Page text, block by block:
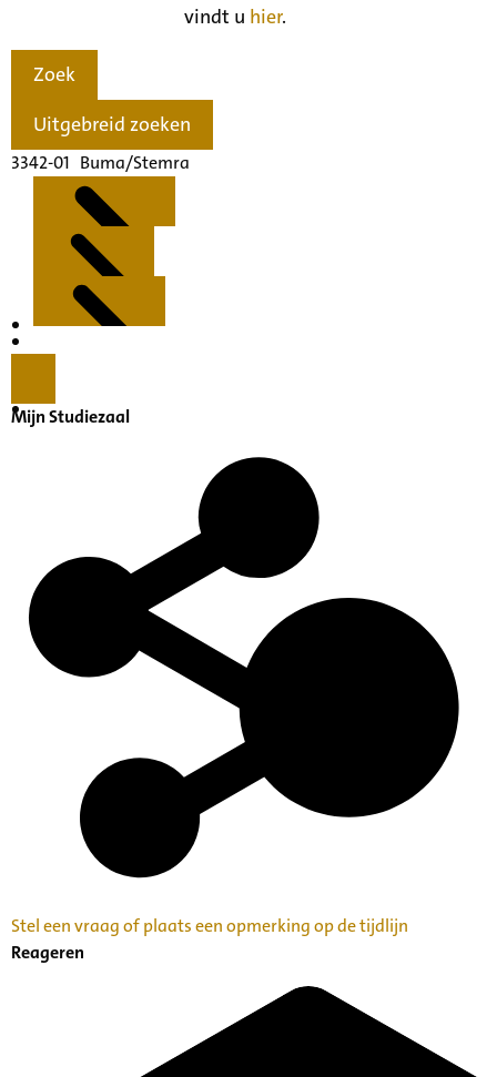
vindt u hier.
Zoek
Uitgebreid zoeken
3342-01 Buma/Stemra
Inventaris
Mijn Studiezaal
Stel een vraag of plaats een opmerking op de tijdlijn
Reageren